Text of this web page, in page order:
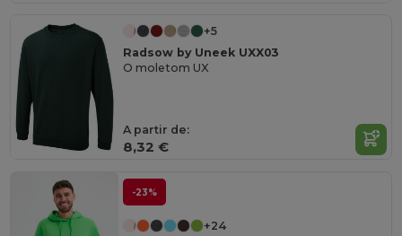
+5
Radsow by Uneek UXX03
O moletom UX
A partir de:
8,32 €
-23%
+24